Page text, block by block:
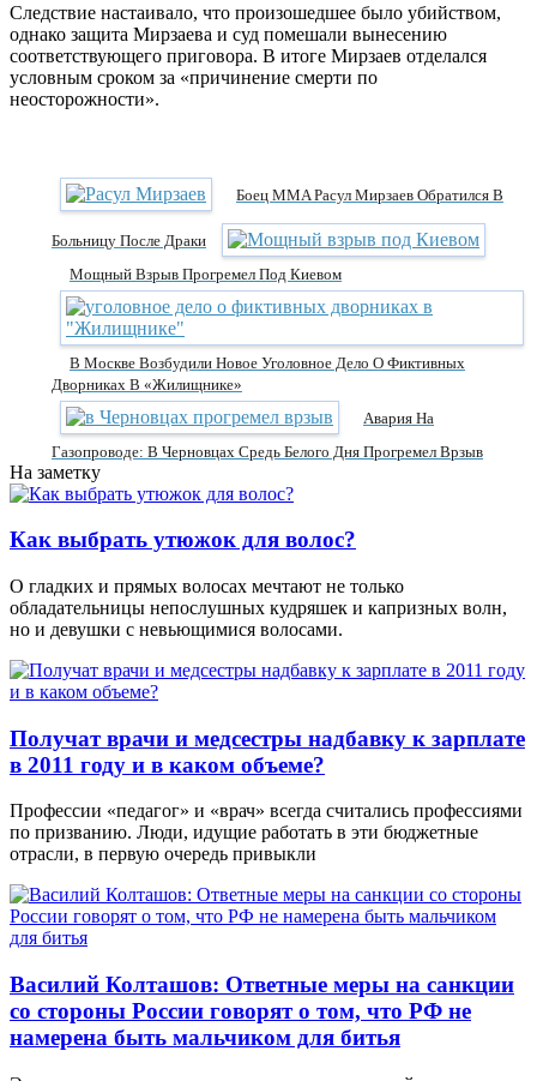
Следствие настаивало, что произошедшее было убийством,
однако защита Мирзаева и суд помешали вынесению
соответствующего приговора. В итоге Мирзаев отделался
условным сроком за «причинение смерти по
неосторожности».
Боец MMA Расул Мирзаев Обратился В
Больницу После Драки
Мощный Взрыв Прогремел Под Киевом
В Москве Возбудили Новое Уголовное Дело О Фиктивных
Дворниках В «Жилищнике»
Авария На
Газопроводе: В Черновцах Средь Белого Дня Прогремел Врзыв
На заметку
Как выбрать утюжок для волос?
О гладких и прямых волосах мечтают не только
обладательницы непослушных кудряшек и капризных волн,
но и девушки с невьющимися волосами.
Получат врачи и медсестры надбавку к зарплате
в 2011 году и в каком объеме?
Профессии «педагог» и «врач» всегда считались профессиями
по призванию. Люди, идущие работать в эти бюджетные
отрасли, в первую очередь привыкли
Василий Колташов: Ответные меры на санкции
со стороны России говорят о том, что РФ не
намерена быть мальчиком для битья